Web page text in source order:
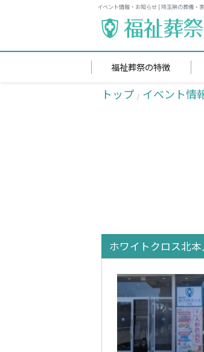
イベント情報・お知らせ | 埼玉県の葬儀・
福祉葬祭の特徴
トップ イベント情
ホワイトクロス北